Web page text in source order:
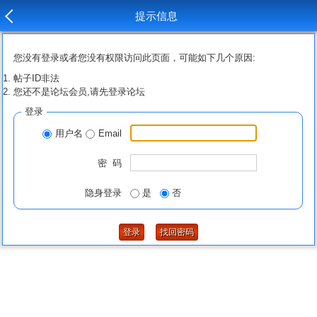
提示信息
您没有登录或者您没有权限访问此页面，可能如下几个原因:
帖子ID非法
您还不是论坛会员,请先登录论坛
登录
用户名 Email
密 码
隐身登录 是 否